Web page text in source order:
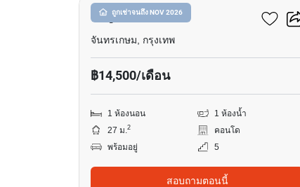
ถูกเช่าจนถึง NOV 2026
มารูน รัชดา 32
จันทรเกษม, กรุงเทพ
฿14,500/เดือน
1 ห้องนอน
1 ห้องน้ำ
27 ม.2
คอนโด
พร้อมอยู่
5
สอบถามตอนนี้